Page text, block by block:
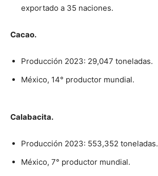
exportado a 35 naciones.
Cacao.
Producción 2023: 29,047 toneladas.
México, 14° productor mundial.
Calabacita.
Producción 2023: 553,352 toneladas.
México, 7° productor mundial.